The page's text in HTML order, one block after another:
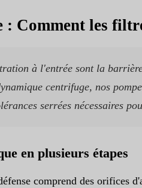
: Comment les
à l'entrée sont la
centrifuge, nos
serrées nécessaires
en plusieurs étapes
comprend des orifices